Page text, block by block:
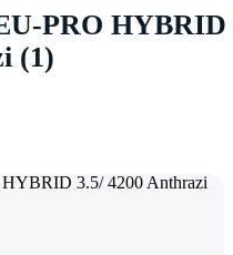
PRO HYBRID
(1)